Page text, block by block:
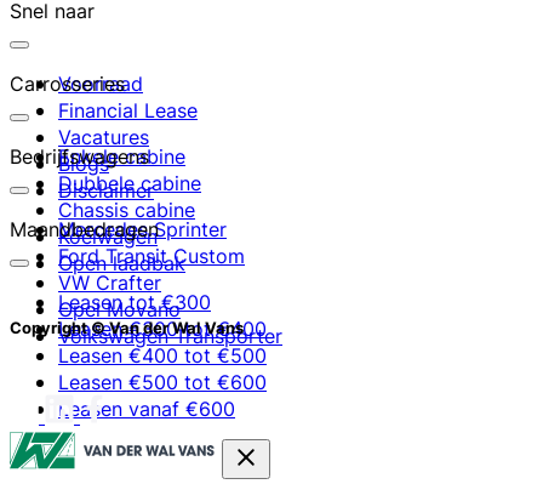
Snel naar
Voorraad
Financial Lease
Vacatures
Blogs
Disclaimer
Carrosseries
Enkele cabine
Dubbele cabine
Chassis cabine
Koelwagen
Open laadbak
Bedrijfswagens
Mercedes Sprinter
Ford Transit Custom
VW Crafter
Opel Movano
Volkswagen Transporter
Maandbedragen
Leasen tot €300
Leasen €300 tot €400
Leasen €400 tot €500
Leasen €500 tot €600
Leasen vanaf €600
Copyright © Van der Wal Vans